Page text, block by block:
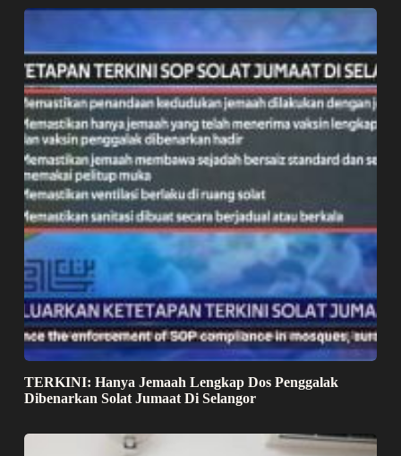
TERKINI: Hanya Jemaah Lengkap Dos Penggalak
Dibenarkan Solat Jumaat Di Selangor